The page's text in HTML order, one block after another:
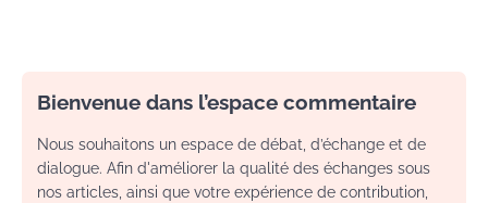
Bienvenue dans l’espace commentaire
Nous souhaitons un espace de débat, d’échange et de
dialogue. Afin d'améliorer la qualité des échanges sous
nos articles, ainsi que votre expérience de contribution,